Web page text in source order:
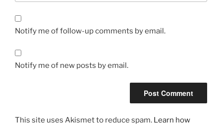
Notify me of follow-up comments by email.
Notify me of new posts by email.
This site uses Akismet to reduce spam. Learn how